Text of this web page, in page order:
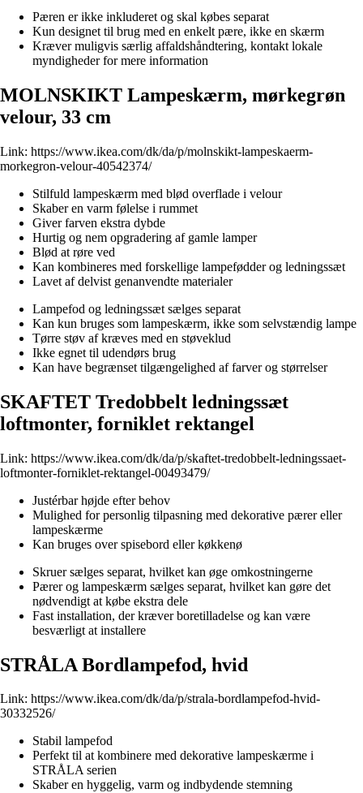
Pæren er ikke inkluderet og skal købes separat
Kun designet til brug med en enkelt pære, ikke en skærm
Kræver muligvis særlig affaldshåndtering, kontakt lokale
myndigheder for mere information
MOLNSKIKT Lampeskærm, mørkegrøn
velour, 33 cm
Link: https://www.ikea.com/dk/da/p/molnskikt-lampeskaerm-
morkegron-velour-40542374/
Stilfuld lampeskærm med blød overflade i velour
Skaber en varm følelse i rummet
Giver farven ekstra dybde
Hurtig og nem opgradering af gamle lamper
Blød at røre ved
Kan kombineres med forskellige lampefødder og ledningssæt
Lavet af delvist genanvendte materialer
Lampefod og ledningssæt sælges separat
Kan kun bruges som lampeskærm, ikke som selvstændig lampe
Tørre støv af kræves med en støveklud
Ikke egnet til udendørs brug
Kan have begrænset tilgængelighed af farver og størrelser
SKAFTET Tredobbelt ledningssæt
loftmonter, forniklet rektangel
Link: https://www.ikea.com/dk/da/p/skaftet-tredobbelt-ledningssaet-
loftmonter-forniklet-rektangel-00493479/
Justérbar højde efter behov
Mulighed for personlig tilpasning med dekorative pærer eller
lampeskærme
Kan bruges over spisebord eller køkkenø
Skruer sælges separat, hvilket kan øge omkostningerne
Pærer og lampeskærm sælges separat, hvilket kan gøre det
nødvendigt at købe ekstra dele
Fast installation, der kræver boretilladelse og kan være
besværligt at installere
STRÅLA Bordlampefod, hvid
Link: https://www.ikea.com/dk/da/p/strala-bordlampefod-hvid-
30332526/
Stabil lampefod
Perfekt til at kombinere med dekorative lampeskærme i
STRÅLA serien
Skaber en hyggelig, varm og indbydende stemning